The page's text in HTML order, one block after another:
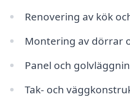
Renovering av kök
Montering av dörrar
Panel och
Tak- och